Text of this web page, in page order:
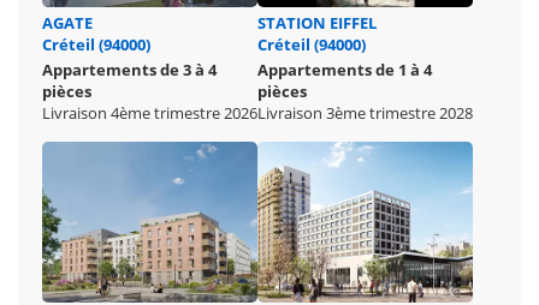
AGATE
Créteil (94000)
Appartements de 3 à 4
pièces
Livraison 4ème trimestre 2026
STATION EIFFEL
Créteil (94000)
Appartements de 1 à 4
pièces
Livraison 3ème trimestre 2028